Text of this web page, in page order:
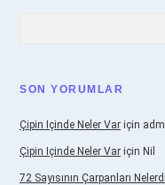
SON YORUMLAR
Çipin Içinde Neler Var için
Çipin Içinde Neler Var için Nil
72 Sayısının Çarpanları